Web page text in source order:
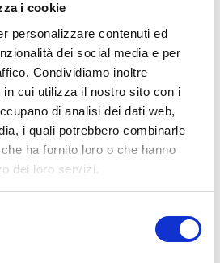
i cookie
personalizzare contenuti ed
dei social media e per
Condividiamo inoltre
in cui utilizza il nostro sito con i
di analisi dei dati web,
i quali potrebbero combinarle
ha fornito loro o che hanno
dei loro servizi.
della vista.
di figure specializzate,
seguire lo
dai 6-8 mesi fino
ed oltre.
CONSIGLIATO
è stato definito un